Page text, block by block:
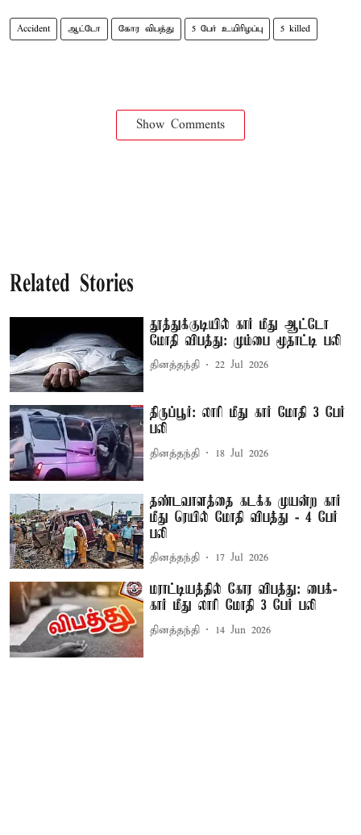
Accident ஆட்டோ கோர விபத்து 5 பேர் உயிரிழப்பு 5 killed
Show Comments
Related Stories
தூத்துக்குடியில் கார் மீது ஆட்டோ
மோதி விபத்து: மும்பை மூதாட்டி பலி
தினத்தந்தி 22 Jul 2026
திருப்பூர்: லாரி மீது கார் மோதி 3 பேர்
பலி
தினத்தந்தி 18 Jul 2026
தண்டவாளத்தை கடக்க முயன்ற கார்
மீது ரெயில் மோதி விபத்து - 4 பேர்
பலி
தினத்தந்தி 17 Jul 2026
மராட்டியத்தில் கோர விபத்து: பைக்-
கார் மீது லாரி மோதி 3 பேர் பலி
தினத்தந்தி 14 Jun 2026